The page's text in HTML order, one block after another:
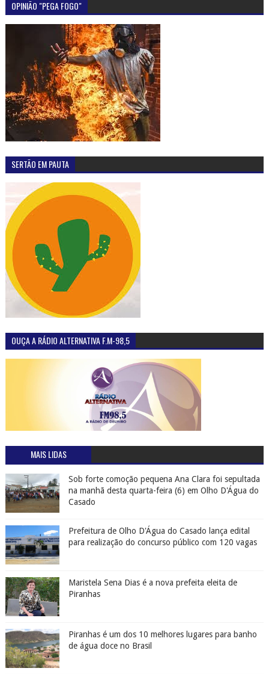
OPINIÃO "PEGA FOGO"
SERTÃO EM PAUTA
OUÇA A RÁDIO ALTERNATIVA F.M-98,5
MAIS LIDAS
Sob forte comoção pequena Ana Clara foi sepultada
na manhã desta quarta-feira (6) em Olho D'Água do
Casado
Prefeitura de Olho D'Água do Casado lança edital
para realização do concurso público com 120 vagas
Maristela Sena Dias é a nova prefeita eleita de
Piranhas
Piranhas é um dos 10 melhores lugares para banho
de água doce no Brasil